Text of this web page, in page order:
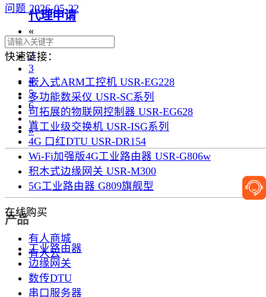
代理申请
快速链接：
嵌入式ARM工控机 USR-EG228
多功能数采仪 USR-SC系列
可拓展的物联网控制器 USR-EG628
真工业级交换机 USR-ISG系列
4G 口红DTU USR-DR154
Wi-Fi加强版4G工业路由器 USR-G806w
积木式边缘网关 USR-M300
5G工业路由器 G809旗舰型
在线购买
有人商城
有人云
问题 2026-05-22
«
1
2
3
4
5
6
...
»
产品
工业路由器
边缘网关
数传DTU
串口服务器